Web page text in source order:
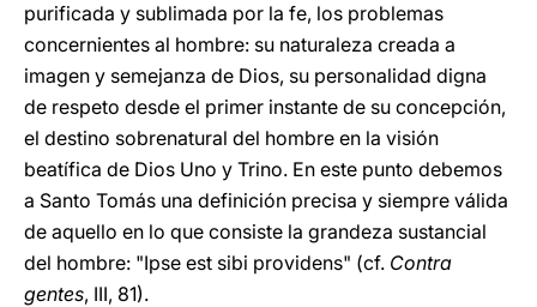
purificada y sublimada por la fe, los problemas
concernientes al hombre: su naturaleza creada a
imagen y semejanza de Dios, su personalidad digna
de respeto desde el primer instante de su concepción,
el destino sobrenatural del hombre en la visión
beatífica de Dios Uno y Trino. En este punto debemos
a Santo Tomás una definición precisa y siempre válida
de aquello en lo que consiste la grandeza sustancial
del hombre: "Ipse est sibi providens" (cf. Contra
gentes, III, 81).